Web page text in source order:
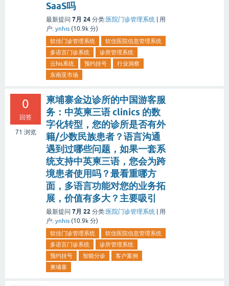
SaaS吗
最新提问 7月 24 分类:医院门诊管理系统
用
户: ynhis (10.9k 分)
软佳门诊管理系统
软佳医院信息管理系统
多语言门诊系统
诊所管理系统
云his系统
预约挂号
行业洞察
东南亚市场
0
回答
71 浏览
柬埔寨金边诊所的中国游客服
务：中英柬三语 clinics 的数
字化转型，您的诊所是否有外
籍/少数民族患者？语言沟通
遇到过哪些问题，如果一套系
统支持中英柬三语，您会为跨
境患者使用吗？最看重哪方
面，多语言功能对您的业务拓
展，价值有多大？主要吸引
最新提问 7月 22 分类:医院门诊管理系统
用
户: ynhis (10.9k 分)
软佳门诊管理系统
软佳医院信息管理系统
多语言门诊系统
诊所管理系统
预约挂号
智能分诊
客户案例
柬埔寨